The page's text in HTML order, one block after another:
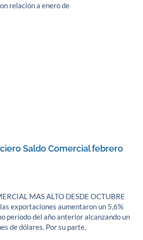
relación a enero de
Saldo Comercial febrero
MAS ALTO DESDE OCTUBRE
exportaciones aumentaron un 5,6%
período del año anterior alcanzando un
de dólares. Por su parte,